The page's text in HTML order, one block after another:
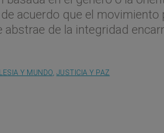
acuerdo que el movimiento
de la integridad
Y MUNDO JUSTICIA Y PAZ